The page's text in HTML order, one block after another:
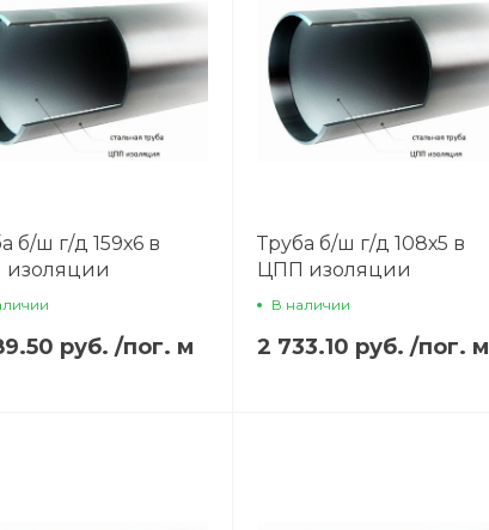
б/ш г/д 159х6 в
руб. /пог. м
Труба б/ш г/д 108х5 в
ЦПП изоляции
В наличии
2 733.10 руб. /пог. м